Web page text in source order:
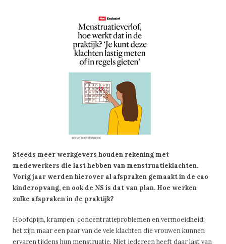
Steeds meer werkgevers houden rekening met
medewerkers die last hebben van menstruatieklachten.
Vorig jaar werden hierover al afspraken gemaakt in de cao
kinderopvang, en ook de NS is dat van plan. Hoe werken
zulke afspraken in de praktijk?
Hoofdpijn, krampen, concentratieproblemen en vermoeidheid:
het zijn maar een paar van de vele klachten die vrouwen kunnen
ervaren tijdens hun menstruatie. Niet iedereen heeft daar last van